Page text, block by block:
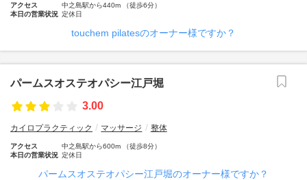
アクセス
中之島駅から440m （徒歩6分）
本日の営業状況 定休日
touchem pilatesのオーナー様ですか？
パームスオステオパシー江戸堀
3.00
カイロプラクティック マッサージ 整体
アクセス
中之島駅から600m （徒歩8分）
本日の営業状況 定休日
パームスオステオパシー江戸堀のオーナー様ですか？